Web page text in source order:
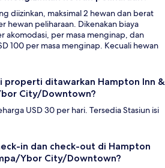
diizinkan, maksimal 2 hewan dan berat
hewan peliharaan. Dikenakan biaya
akomodasi, per masa menginap, dan
100 per masa menginap. Kecuali hewan
properti ditawarkan Hampton Inn &
City/Downtown?
USD 30 per hari. Tersedia Stasiun isi
in dan check-out di Hampton
Ybor City/Downtown?